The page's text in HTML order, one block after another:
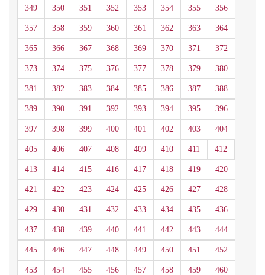
349 350 351 352 353 354 355 356
357 358 359 360 361 362 363 364
365 366 367 368 369 370 371 372
373 374 375 376 377 378 379 380
381 382 383 384 385 386 387 388
389 390 391 392 393 394 395 396
397 398 399 400 401 402 403 404
405 406 407 408 409 410 411 412
413 414 415 416 417 418 419 420
421 422 423 424 425 426 427 428
429 430 431 432 433 434 435 436
437 438 439 440 441 442 443 444
445 446 447 448 449 450 451 452
453 454 455 456 457 458 459 460